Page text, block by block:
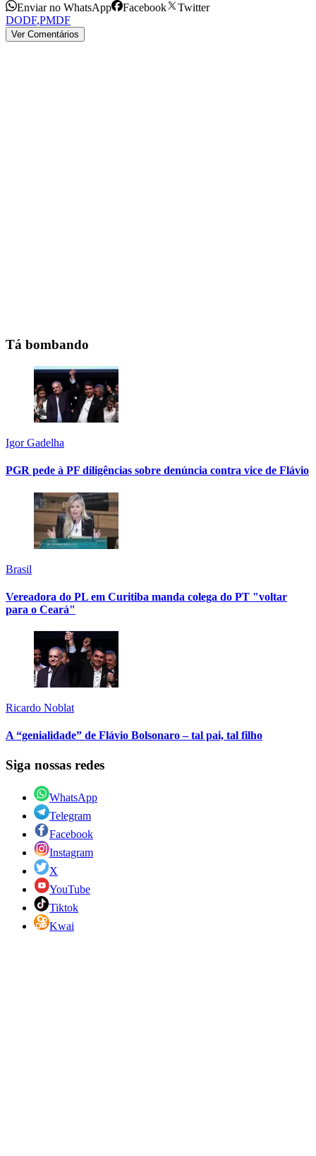
Enviar no WhatsApp Facebook
Twitter
DODF,PMDF
Ver Comentários
Tá bombando
Igor Gadelha
PGR pede à PF diligências sobre denúncia contra vice de Flávio
Brasil
Vereadora do PL em Curitiba manda colega do PT "voltar
para o Ceará"
Ricardo Noblat
A “genialidade” de Flávio Bolsonaro – tal pai, tal filho
Siga nossas redes
WhatsApp
Telegram
Facebook
Instagram
X
YouTube
Tiktok
Kwai